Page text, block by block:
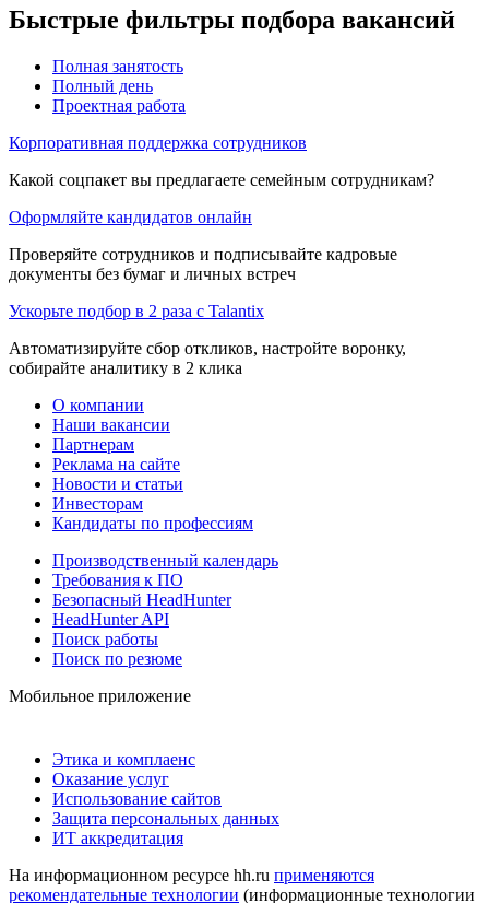
Быстрые фильтры подбора вакансий
Полная занятость
Полный день
Проектная работа
Корпоративная поддержка сотрудников
Какой соцпакет вы предлагаете семейным сотрудникам?
Оформляйте кандидатов онлайн
Проверяйте сотрудников и подписывайте кадровые
документы без бумаг и личных встреч
Ускорьте подбор в 2 раза с Talantix
Автоматизируйте сбор откликов, настройте воронку,
собирайте аналитику в 2 клика
О компании
Наши вакансии
Партнерам
Реклама на сайте
Новости и статьи
Инвесторам
Кандидаты по профессиям
Производственный календарь
Требования к ПО
Безопасный HeadHunter
HeadHunter API
Поиск работы
Поиск по резюме
Мобильное приложение
Этика и комплаенс
Оказание услуг
Использование сайтов
Защита персональных данных
ИТ аккредитация
На информационном ресурсе hh.ru применяются
рекомендательные технологии (информационные технологии